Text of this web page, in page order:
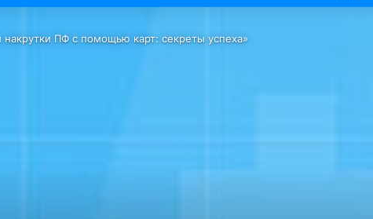
накрутки ПФ с помощью карт: секреты успеха»